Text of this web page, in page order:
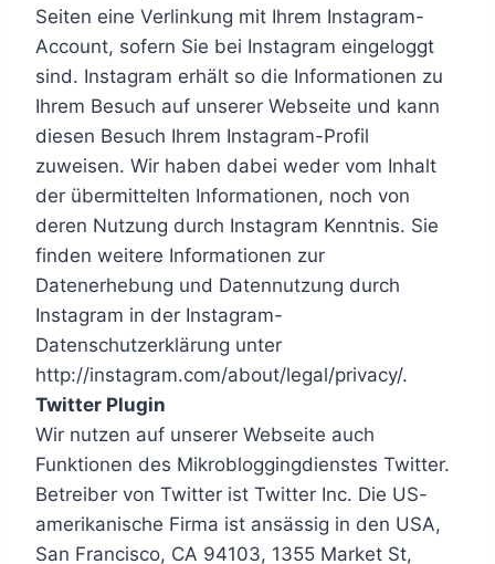
Seiten eine Verlinkung mit Ihrem Instagram-
Account, sofern Sie bei Instagram eingeloggt
sind. Instagram erhält so die Informationen zu
Ihrem Besuch auf unserer Webseite und kann
diesen Besuch Ihrem Instagram-Profil
zuweisen. Wir haben dabei weder vom Inhalt
der übermittelten Informationen, noch von
deren Nutzung durch Instagram Kenntnis. Sie
finden weitere Informationen zur
Datenerhebung und Datennutzung durch
Instagram in der Instagram-
Datenschutzerklärung unter
http://instagram.com/about/legal/privacy/.
Twitter Plugin
Wir nutzen auf unserer Webseite auch
Funktionen des Mikrobloggingdienstes Twitter.
Betreiber von Twitter ist Twitter Inc. Die US-
amerikanische Firma ist ansässig in den USA,
San Francisco, CA 94103, 1355 Market St,